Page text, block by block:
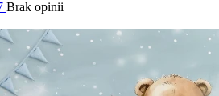
Brak opinii